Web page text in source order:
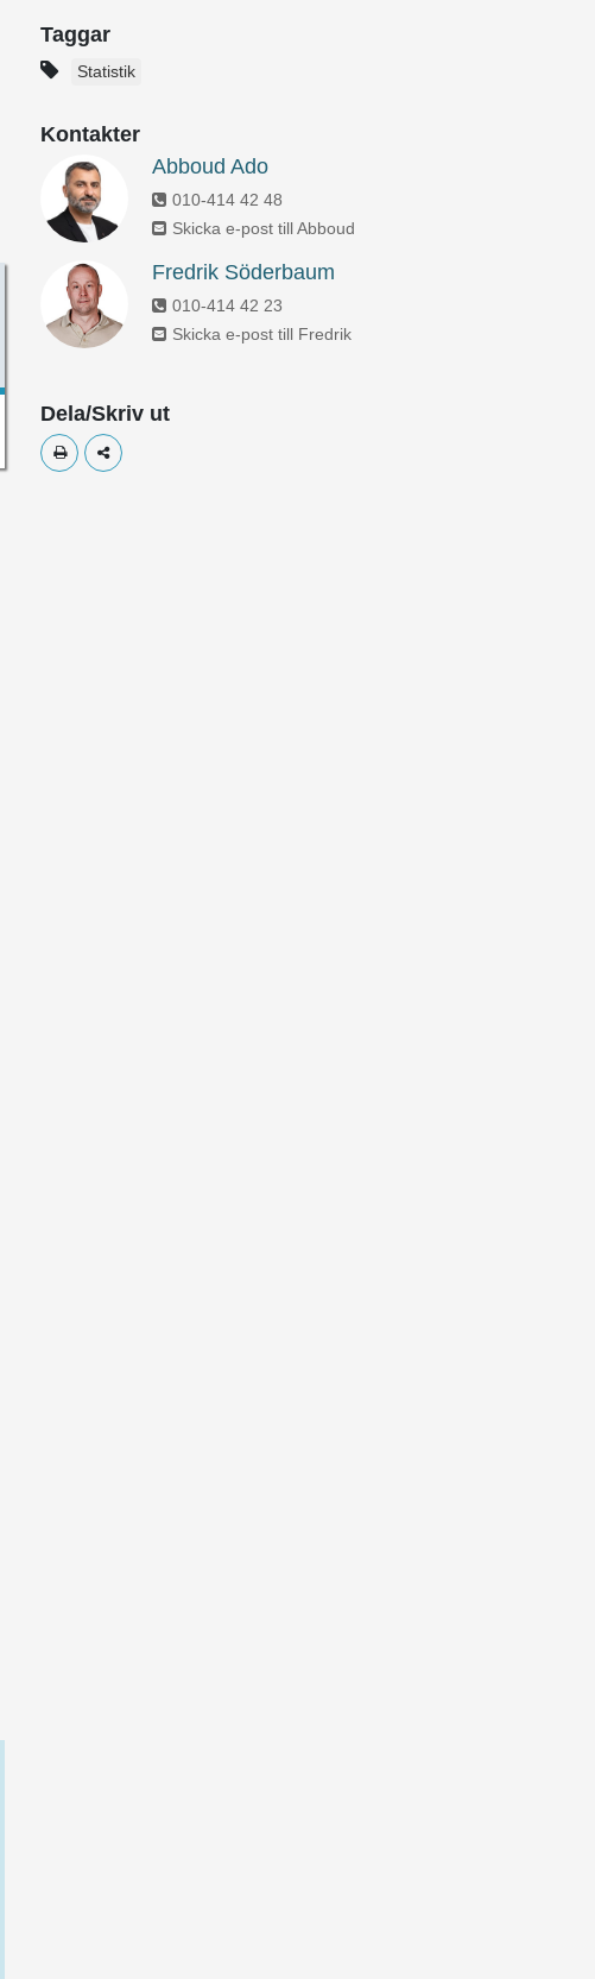
Taggar
Statistik
Kontakter
Abboud Ado
010-414 42 48
Skicka e-post till Abboud
Fredrik Söderbaum
010-414 42 23
Skicka e-post till Fredrik
Dela/Skriv ut
Skriv utDela